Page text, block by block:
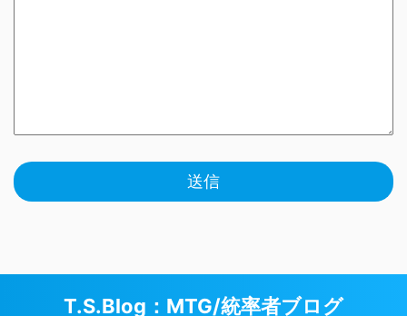
T.S.Blog：MTG/統率者ブログ